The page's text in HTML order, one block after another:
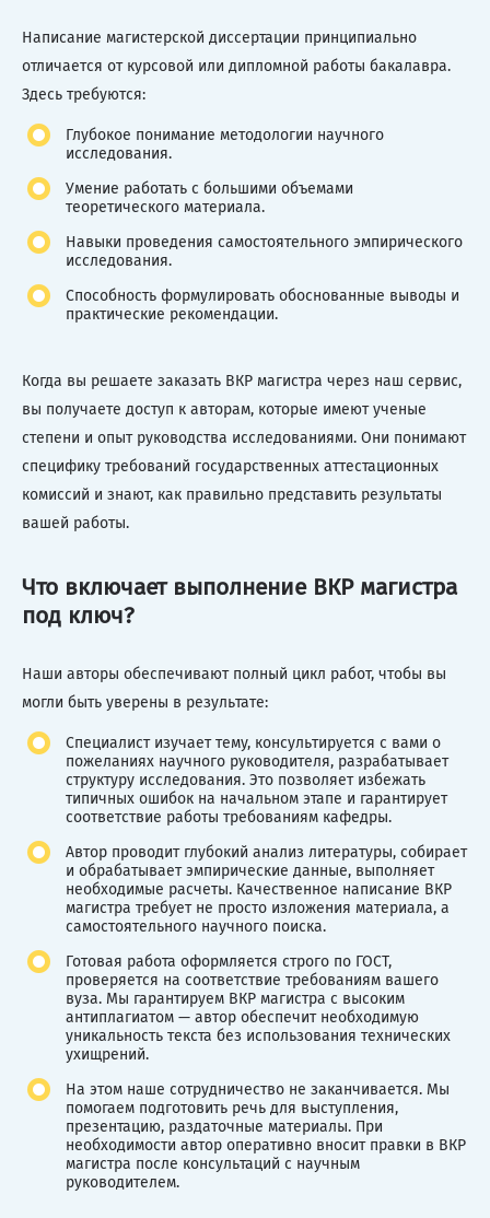
Написание магистерской диссертации принципиально
отличается от курсовой или дипломной работы бакалавра.
Здесь требуются:
Глубокое понимание методологии научного
исследования.
Умение работать с большими объемами
теоретического материала.
Навыки проведения самостоятельного эмпирического
исследования.
Способность формулировать обоснованные выводы и
практические рекомендации.
Когда вы решаете заказать ВКР магистра через наш сервис,
вы получаете доступ к авторам, которые имеют ученые
степени и опыт руководства исследованиями. Они понимают
специфику требований государственных аттестационных
комиссий и знают, как правильно представить результаты
вашей работы.
Что включает выполнение ВКР магистра
под ключ?
Наши авторы обеспечивают полный цикл работ, чтобы вы
могли быть уверены в результате:
Специалист изучает тему, консультируется с вами о
пожеланиях научного руководителя, разрабатывает
структуру исследования. Это позволяет избежать
типичных ошибок на начальном этапе и гарантирует
соответствие работы требованиям кафедры.
Автор проводит глубокий анализ литературы, собирает
и обрабатывает эмпирические данные, выполняет
необходимые расчеты. Качественное написание ВКР
магистра требует не просто изложения материала, а
самостоятельного научного поиска.
Готовая работа оформляется строго по ГОСТ,
проверяется на соответствие требованиям вашего
вуза. Мы гарантируем ВКР магистра с высоким
антиплагиатом — автор обеспечит необходимую
уникальность текста без использования технических
ухищрений.
На этом наше сотрудничество не заканчивается. Мы
помогаем подготовить речь для выступления,
презентацию, раздаточные материалы. При
необходимости автор оперативно вносит правки в ВКР
магистра после консультаций с научным
руководителем.